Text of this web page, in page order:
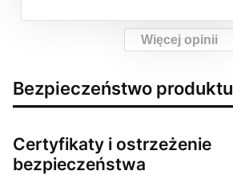
Więcej opinii
Bezpieczeństwo produktu
Certyfikaty i ostrzeżenie
bezpieczeństwa